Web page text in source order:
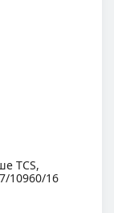
TCS,
10960/16